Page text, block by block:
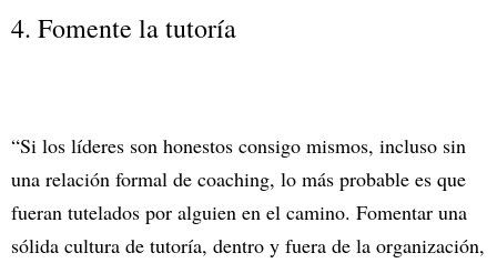
4. Fomente la tutoría
“Si los líderes son honestos consigo mismos, incluso sin
una relación formal de coaching, lo más probable es que
fueran tutelados por alguien en el camino. Fomentar una
sólida cultura de tutoría, dentro y fuera de la organización,